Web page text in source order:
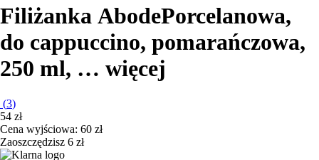
Filiżanka AbodePorcelanowa,
do cappuccino, pomarańczowa,
250 ml, … więcej
(3)
54 zł
Cena wyjściowa: 60 zł
Zaoszczędzisz 6 zł